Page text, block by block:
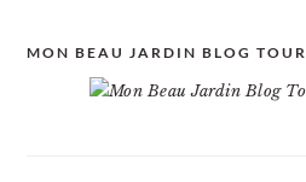
MON BEAU JARDIN BLOG TOUR